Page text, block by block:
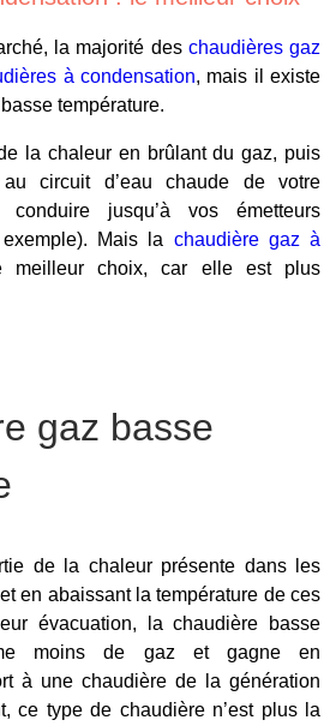
la majorité des chaudières gaz
à condensation, mais il existe
température.
la chaleur en brûlant du gaz, puis
circuit d’eau chaude de votre
jusqu’à vos émetteurs
Mais la chaudière gaz à
meilleur choix, car elle est plus
gaz basse
de la chaleur présente dans les
en abaissant la température de ces
évacuation, la chaudière basse
moins de gaz et gagne en
à une chaudière de la génération
ce type de chaudière n’est plus la